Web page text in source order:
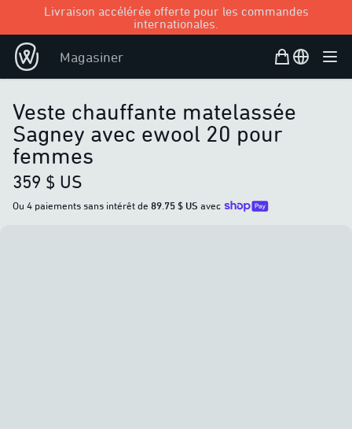
Livraison accélérée offerte pour les commandes
internationales.
Magasiner Panier d’achat
Open user
Veste chauffante matelassée
Sagney avec ewool 20 pour
femmes
359 $ US
Ou 4 paiements sans intérêt de 89.75 $ US avec